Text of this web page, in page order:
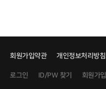
회원가입약관 개인정보처리방침
로그인 ID/PW 찾기 회원가입